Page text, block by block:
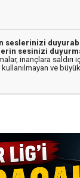
seslerinizi
sesinizi
inançlara saldırı
ve